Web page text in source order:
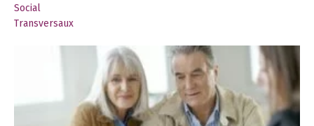
Social
Transversaux